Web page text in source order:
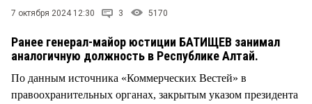
7 октября 2024 12:30 3 5170
Ранее генерал-майор юстиции БАТИЩЕВ занимал
аналогичную должность в Республике Алтай.
По данным источника «Коммерческих Вестей» в
правоохранительных органах, закрытым указом президента